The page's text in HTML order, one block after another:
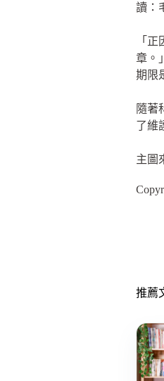
讀：
「
章。
期限
隨著
了維
主圖
推薦